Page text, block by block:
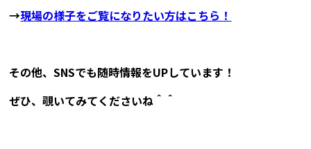
→現場の様子をご覧になりたい方はこちら！
その他、SNSでも随時情報をUPしています！
ぜひ、覗いてみてくださいね＾＾